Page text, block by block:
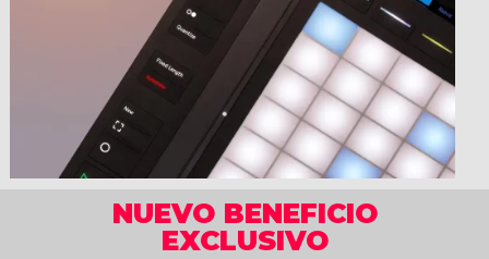
NUEVO BENEFICIO
EXCLUSIVO